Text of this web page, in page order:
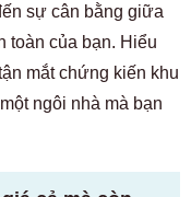
sự cân bằng giữa
toàn của bạn. Hiểu
mắt chứng kiến ​​khu
ngôi nhà mà bạn